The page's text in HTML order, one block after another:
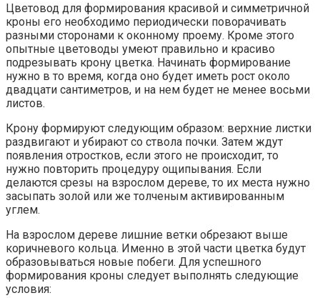
Цветовод для формирования красивой и симметричной
кроны его необходимо периодически поворачивать
разными сторонами к оконному проему. Кроме этого
опытные цветоводы умеют правильно и красиво
подрезывать крону цветка. Начинать формирование
нужно в то время, когда оно будет иметь рост около
двадцати сантиметров, и на нем будет не менее восьми
листов.
Крону формируют следующим образом: верхние листки
раздвигают и убирают со ствола почки. Затем ждут
появления отростков, если этого не происходит, то
нужно повторить процедуру ощипывания. Если
делаются срезы на взрослом дереве, то их места нужно
засыпать золой или же толченым активированным
углем.
На взрослом дереве лишние ветки обрезают выше
коричневого кольца. Именно в этой части цветка будут
образовываться новые побеги. Для успешного
формирования кроны следует выполнять следующие
условия: